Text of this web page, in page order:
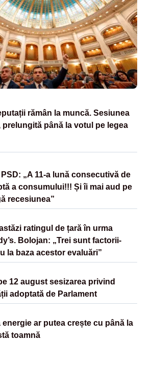
rămân la muncă. Sesiunea
până la votul pe legea
„A 11-a lună consecutivă de
a consumului!!! Și îi mai aud pe
recesiunea”
ratingul de țară în urma
Bolojan: „Trei sunt factorii-
la baza acestor evaluări”
12 august sesizarea privind
adoptată de Parlament
energie ar putea crește cu până la
toamnă